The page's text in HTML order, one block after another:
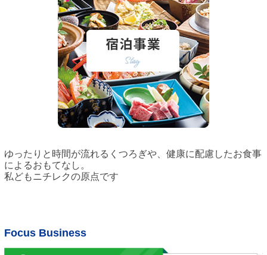
ゆったりと時間が流れるくつろぎや、健康に配慮したお食事
によるおもてなし。
私どもニチレクの原点です
Focus Business